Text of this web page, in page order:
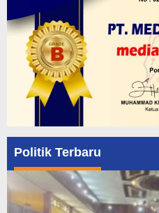
Politik Terbaru